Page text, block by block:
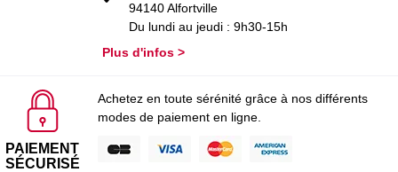
94140 Alfortville
Du lundi au jeudi : 9h30-15h
Plus d'infos >
PAIEMENT
SÉCURISÉ
Achetez en toute sérénité grâce à nos différents
modes de paiement en ligne.